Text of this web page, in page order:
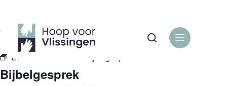
inhoud
« Alle Evenementen
Evenementenreeks:
Bijbelgesprek